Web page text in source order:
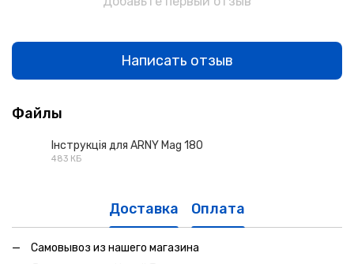
Написать отзыв
Файлы
Інструкція для ARNY Mag 180
483 КБ
Доставка Оплата
Самовывоз из нашего магазина